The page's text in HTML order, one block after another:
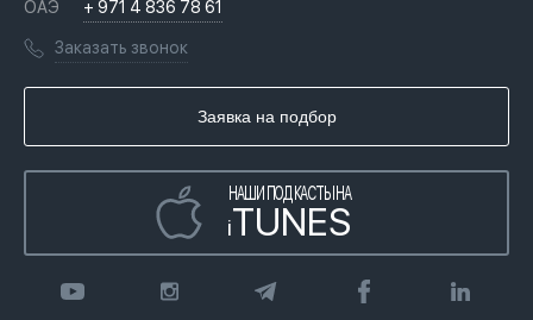
Переезд в Дубай, ОАЭ
Гражданство ОАЭ
Книги
Инфографика
Лицензии
Агентство недвижимости
ОАЭ + 971 4 836 78 61
Заказать звонок
Заявка на подбор
НАШИ ПОДКАСТЫ НА
iTUNES